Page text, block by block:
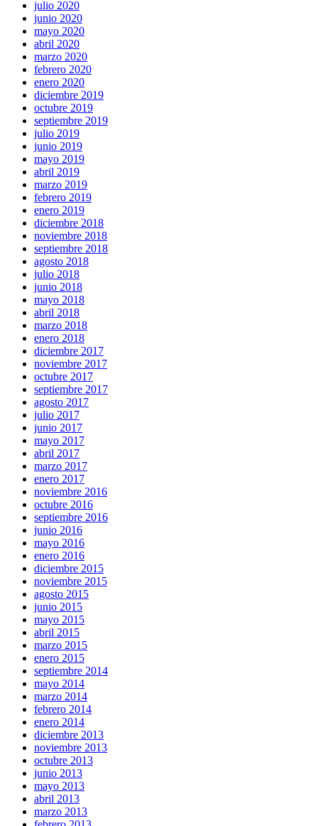
julio 2020
junio 2020
mayo 2020
abril 2020
marzo 2020
febrero 2020
enero 2020
diciembre 2019
octubre 2019
septiembre 2019
julio 2019
junio 2019
mayo 2019
abril 2019
marzo 2019
febrero 2019
enero 2019
diciembre 2018
noviembre 2018
septiembre 2018
agosto 2018
julio 2018
junio 2018
mayo 2018
abril 2018
marzo 2018
enero 2018
diciembre 2017
noviembre 2017
octubre 2017
septiembre 2017
agosto 2017
julio 2017
junio 2017
mayo 2017
abril 2017
marzo 2017
enero 2017
noviembre 2016
octubre 2016
septiembre 2016
junio 2016
mayo 2016
enero 2016
diciembre 2015
noviembre 2015
agosto 2015
junio 2015
mayo 2015
abril 2015
marzo 2015
enero 2015
septiembre 2014
mayo 2014
marzo 2014
febrero 2014
enero 2014
diciembre 2013
noviembre 2013
octubre 2013
junio 2013
mayo 2013
abril 2013
marzo 2013